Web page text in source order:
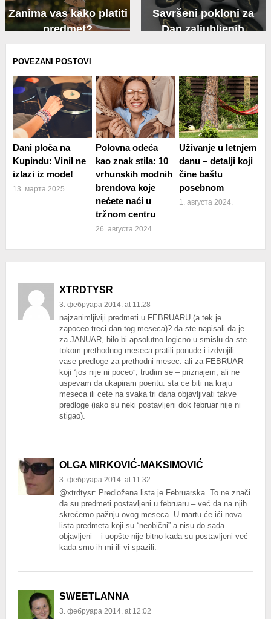
Zanima vas kako platiti
predmet?
Savršeni pokloni za
Dan zaljubljenih
POVEZANI POSTOVI
Dani ploča na
Kupindu: Vinil ne
izlazi iz mode!
13. марта 2025.
Polovna odeća
kao znak stila: 10
vrhunskih modnih
brendova koje
nećete naći u
tržnom centru
26. августа 2024.
Uživanje u letnjem
danu – detalji koji
čine baštu
posebnom
1. августа 2024.
XTRDTYSR
3. фебруара 2014. at 11:28
najzanimljiviji predmeti u FEBRUARU (a tek je
zapoceo treci dan tog meseca)? da ste napisali da je
za JANUAR, bilo bi apsolutno logicno u smislu da ste
tokom prethodnog meseca pratili ponude i izdvojili
vase predloge za prethodni mesec. ali za FEBRUAR
koji “jos nije ni poceo”, trudim se – priznajem, ali ne
uspevam da ukapiram poentu. sta ce biti na kraju
meseca ili cete na svaka tri dana objavljivati takve
predloge (iako su neki postavljeni dok februar nije ni
stigao).
OLGA MIRKOVIĆ-MAKSIMOVIĆ
3. фебруара 2014. at 11:32
@xtrdtysr: Predložena lista je Februarska. To ne znači
da su predmeti postavljeni u februaru – već da na njih
skrećemo pažnju ovog meseca. U martu će ići nova
lista predmeta koji su “neobični” a nisu do sada
objavljeni – i uopšte nije bitno kada su postavljeni već
kada smo ih mi ili vi spazili.
SWEETLANNA
3. фебруара 2014. at 12:02